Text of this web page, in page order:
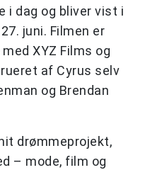
i dag og bliver vist i
juni. Filmen er
XYZ Films og
af Cyrus selv
og Brendan
drømmeprojekt,
– mode, film og